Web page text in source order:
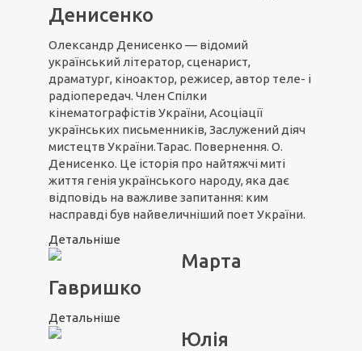
Денисенко
Олександр Денисенко — відомий
український літератор, сценарист,
драматург, кіноактор, режисер, автор теле- і
радіопередач. Член Спілки
кінематографістів України, Асоціації
українських письменників, Заслужений діяч
мистецтв України.Тарас. Повернення. О.
Денисенко. Це історія про найтяжчі миті
життя генія українського народу, яка дає
відповідь на важливе запитання: ким
насправді був найвеличніший поет України.
Детальніше
Марта
Гавришко
Детальніше
Юлія